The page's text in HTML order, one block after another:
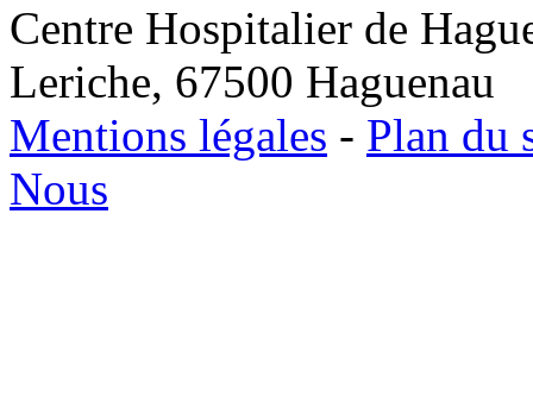
Centre Hospitalier de
Leriche, 67500 Haguenau
Mentions légales - Plan du
Nous